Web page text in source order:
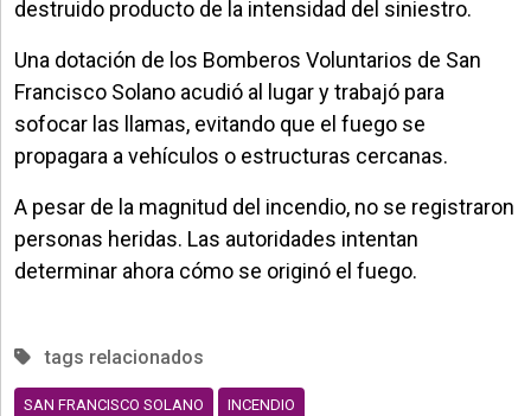
destruido producto de la intensidad del siniestro.
Una dotación de los Bomberos Voluntarios de San
Francisco Solano acudió al lugar y trabajó para
sofocar las llamas, evitando que el fuego se
propagara a vehículos o estructuras cercanas.
A pesar de la magnitud del incendio, no se registraron
personas heridas. Las autoridades intentan
determinar ahora cómo se originó el fuego.
tags relacionados
SAN FRANCISCO SOLANO INCENDIO